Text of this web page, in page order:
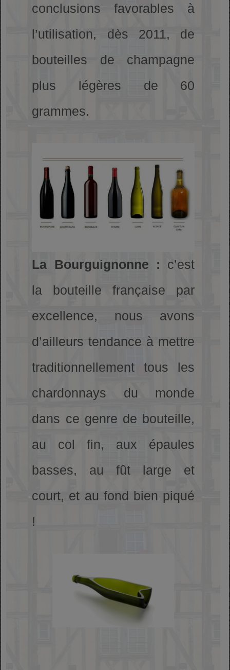
conclusions favorables à
l’utilisation, dès 2011, de
bouteilles de champagne
plus légères de 60
grammes.
La Bourguignonne : c’est
la bouteille française par
excellence, nous avons
d’ailleurs tendance à mettre
traditionnellement tous les
chardonnays du monde
dans ce genre de bouteille,
au col fin, aux épaules
basses, au fût large et
court, et au fond bien piqué
!